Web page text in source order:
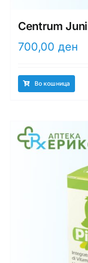
Centrum
700,00 ден
Во кошница